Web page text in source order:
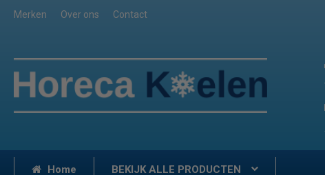
Merken Over ons Contact
Home BEKIJK ALLE PRODUCTEN